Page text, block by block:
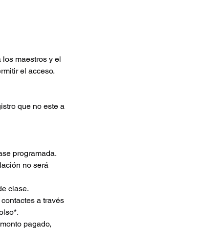
maestros y el
el acceso.
que no este a
programada.
no será
clase.
a través
pagado,